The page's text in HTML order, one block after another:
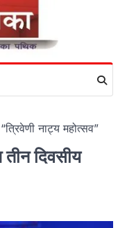
नाट्य महोत्सव”
दिवसीय